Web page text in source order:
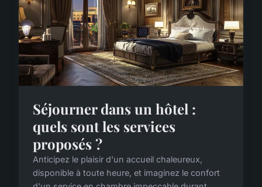
Séjourner dans un hôtel :
quels sont les services
proposés ?
Anticipez le plaisir d'un accueil chaleureux,
disponible à toute heure, et imaginez le confort